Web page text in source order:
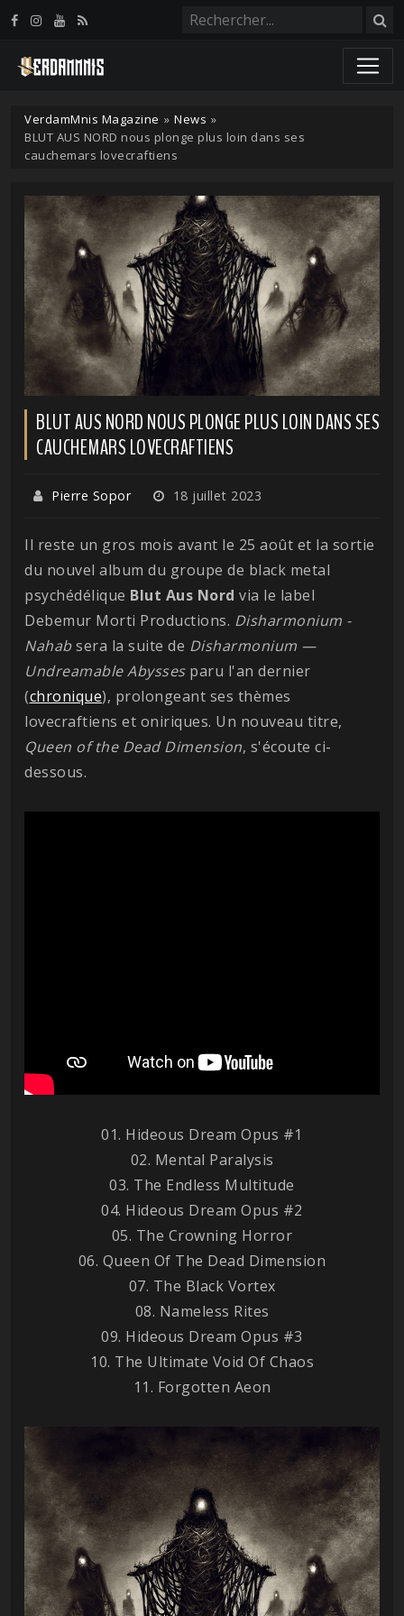
VerdamMnis Magazine » News »
BLUT AUS NORD nous plonge plus loin dans ses
cauchemars lovecraftiens
BLUT AUS NORD NOUS PLONGE PLUS LOIN DANS SES
CAUCHEMARS LOVECRAFTIENS
Pierre Sopor 18 juillet 2023
Il reste un gros mois avant le 25 août et la sortie
du nouvel album du groupe de black metal
psychédélique Blut Aus Nord via le label
Debemur Morti Productions. Disharmonium -
Nahabsera la suite de Disharmonium —
Undreamable Abyssesparu l'an dernier
(chronique), prolongeant ses thèmes
lovecraftiens et oniriques. Un nouveau titre,
Queen of the Dead Dimension, s'écoute ci-
dessous.
01. Hideous Dream Opus #1
02. Mental Paralysis
03. The Endless Multitude
04. Hideous Dream Opus #2
05. The Crowning Horror
06. Queen Of The Dead Dimension
07. The Black Vortex
08. Nameless Rites
09. Hideous Dream Opus #3
10. The Ultimate Void Of Chaos
11. Forgotten Aeon
Panneau de gestion des cookies